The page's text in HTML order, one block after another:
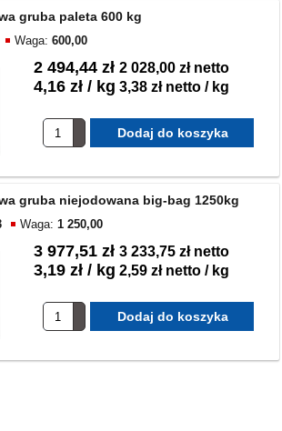
gruba paleta 600 kg
Waga:600,00
2 494,44 zł 2 028,00 zł netto
4,16 zł / kg 3,38 zł netto / kg
gruba niejodowana big-bag 1250kg
Waga:1 250,00
3 977,51 zł 3 233,75 zł netto
3,19 zł / kg 2,59 zł netto / kg